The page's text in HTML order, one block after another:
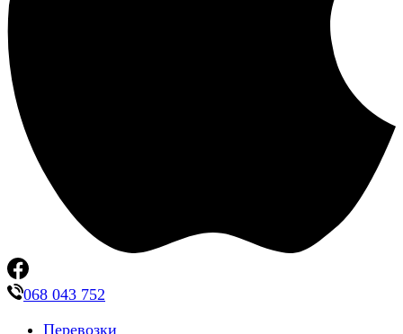
068 043 752
Перевозки